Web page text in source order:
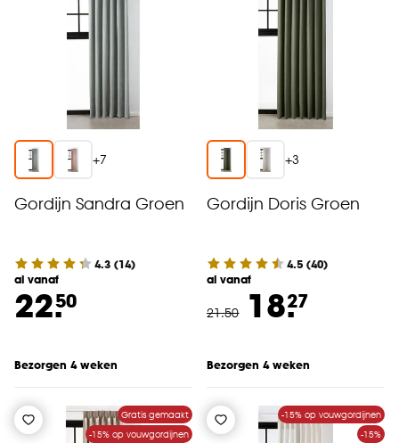
+7
Gordijn Sandra Groen
4.3 (14)
al vanaf
22.50
Bezorgen 4 weken
+3
Gordijn Doris Groen
4.5 (40)
al vanaf
21.50 18.27
Bezorgen 4 weken
Gratis gemaakt
-15% op vouwgordijnen
-15% op vouwgordijnen
-15%